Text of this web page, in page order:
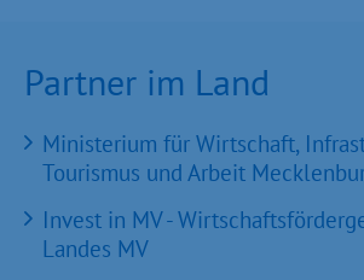
Partner im Land
Ministerium für Wirtschaft,
Tourismus und Arbeit
Invest in MV -
Landes MV